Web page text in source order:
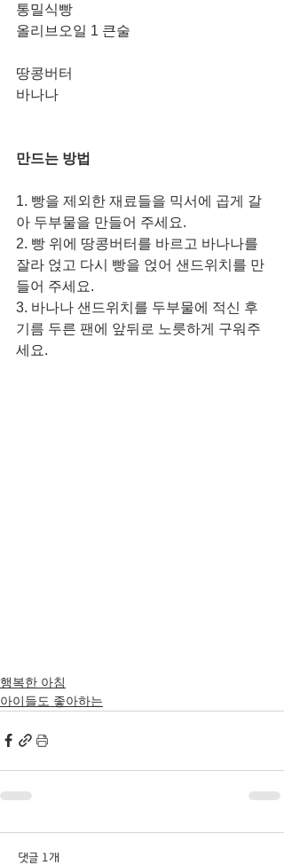
통밀식빵
올리브오일 1 큰술
땅콩버터
바나나
만드는 방법
1. 빵을 제외한 재료들을 믹서에 곱게 갈
아 두부물을 만들어 주세요.
2. 빵 위에 땅콩버터를 바르고 바나나를
잘라 얹고 다시 빵을 얹어 샌드위치를 만
들어 주세요.
3. 바나나 샌드위치를 두부물에 적신 후
기름 두른 팬에 앞뒤로 노릇하게 구워주
세요.
행복한 아침
아이들도 좋아하는
댓글 1개